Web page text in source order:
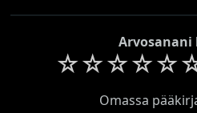
☆☆☆☆☆
Omassa